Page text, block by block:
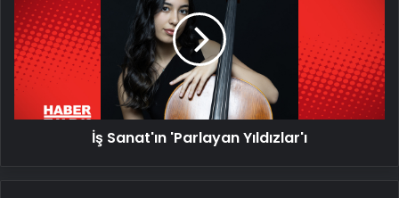
'Parlayan
Yıldızlar'ı
İş Sanat'ın 'Parlayan Yıldızlar'ı